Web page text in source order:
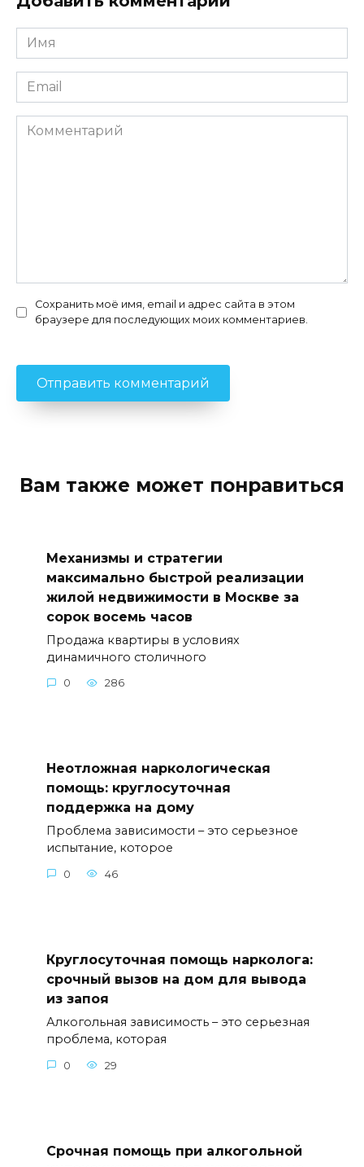
Имя
*
Email
*
Комментарий
Сохранить моё имя, email и адрес сайта в этом
браузере для последующих моих комментариев.
Вам также может понравиться
Механизмы и стратегии
максимально быстрой реализации
жилой недвижимости в Москве за
сорок восемь часов
Продажа квартиры в условиях
динамичного столичного
0 286
Неотложная наркологическая
помощь: круглосуточная
поддержка на дому
Проблема зависимости – это серьезное
испытание, которое
0 46
Круглосуточная помощь нарколога:
срочный вызов на дом для вывода
из запоя
Алкогольная зависимость – это серьезная
проблема, которая
0 29
Срочная помощь при алкогольной